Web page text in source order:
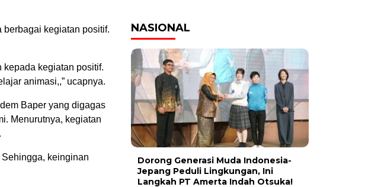
berbagai kegiatan positif.
kepada kegiatan positif.
animasi,,” ucapnya.
Baper yang digagas
Menurutnya, kegiatan
keinginan
NASIONAL
Dorong Generasi Muda Indonesia-
Jepang Peduli Lingkungan, Ini
Langkah PT Amerta Indah Otsuka!